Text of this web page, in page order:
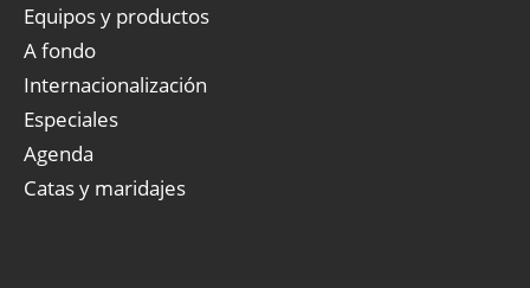
Equipos y productos
A fondo
Internacionalización
Especiales
Agenda
Catas y maridajes